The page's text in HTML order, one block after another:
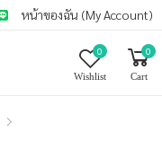
หน้าของฉัน (My Account)
0
Wishlist
0
Cart